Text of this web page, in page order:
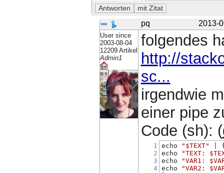
pq 2013-
User since
2003-08-04
12209 Artikel
Admin1
folgendes
http://
sc...
irgendwie
einer pipe
Code (sh): (
1
2
3
4
echo "$TEXT"
echo
"TEXT:
echo
"VAR1:
echo
"VAR2: